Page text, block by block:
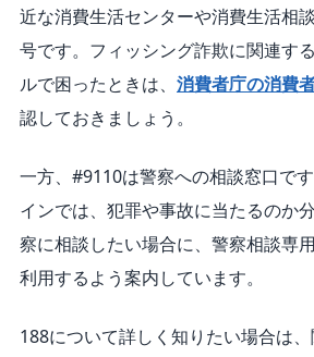
近な消費生活センターや消費生活相
号です。フィッシング詐欺に関連す
ルで困ったときは、 消費者庁の消費
認しておきましょう。
一方、#9110は警察への相談窓口で
インでは、犯罪や事故に当たるのか
察に相談したい場合に、警察相談専
利用するよう案内しています。
188について詳しく知りたい場合は